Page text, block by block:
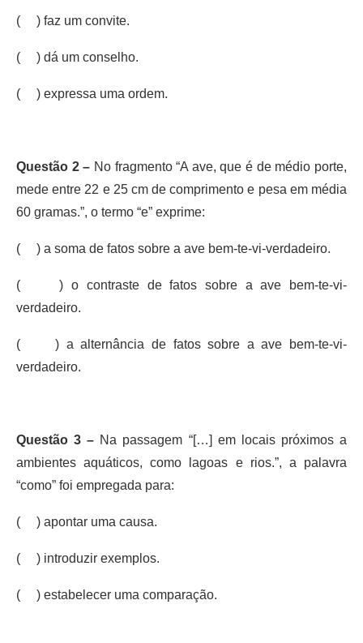
( ) faz um convite.
( ) dá um conselho.
( ) expressa uma ordem.
Questão 2 – No fragmento “A ave, que é de médio porte,
mede entre 22 e 25 cm de comprimento e pesa em média
60 gramas.”, o termo “e” exprime:
( ) a soma de fatos sobre a ave bem-te-vi-verdadeiro.
( ) o contraste de fatos sobre a ave bem-te-vi-
verdadeiro.
( ) a alternância de fatos sobre a ave bem-te-vi-
verdadeiro.
Questão 3 – Na passagem “[…] em locais próximos a
ambientes aquáticos, como lagoas e rios.”, a palavra
“como” foi empregada para:
( ) apontar uma causa.
( ) introduzir exemplos.
( ) estabelecer uma comparação.